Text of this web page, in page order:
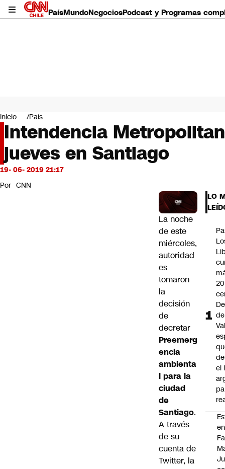
PaísMundoNegociosPodcast y Programas
Mundo
Negocios
Deportes
Programas completos
Cultura
Servicios
Bits
CNN Data
Inicio País
Intendencia
jueves en Santiago
19- 06- 2019 21:17
Por CNN
La noche
de este
miércoles,
autoridad
es
tomaron
la
decisión
de
decretar
Preemerg
encia
ambienta
l para la
ciudad
de
Santiago.
A través
de su
cuenta de
Twitter, la
LO
de
el
en